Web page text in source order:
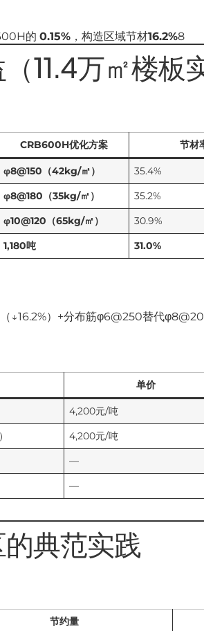
的 0.15% ，构造区域节材16.2%8
11.4万㎡楼板
CRB600H优化方案 节材
φ8@150（42kg/㎡） 35.4%
φ8@180（35kg/㎡） 35.2%
φ10@120（65kg/㎡） 30.9%
1,180吨 31.0%
↓16.2%）+分布筋φ6@250替代
单价
4,200元/吨
4,200元/吨
—
—
典范实践
节约量